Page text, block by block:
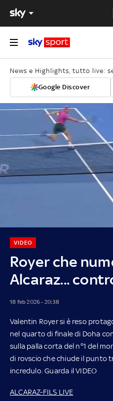
News e Highlights, tutto live:
Google Discover
Royer che
Alcaraz...
VIDEO
18 feb 2026 - 20:38
Valentin Royer si è reso
nel quarto di finale di Doha
sulla palla corta del n°1 del
di rovscio che chiude il punto
incredulo. Guarda il VIDEO
ALCARAZ-FILS LIVE